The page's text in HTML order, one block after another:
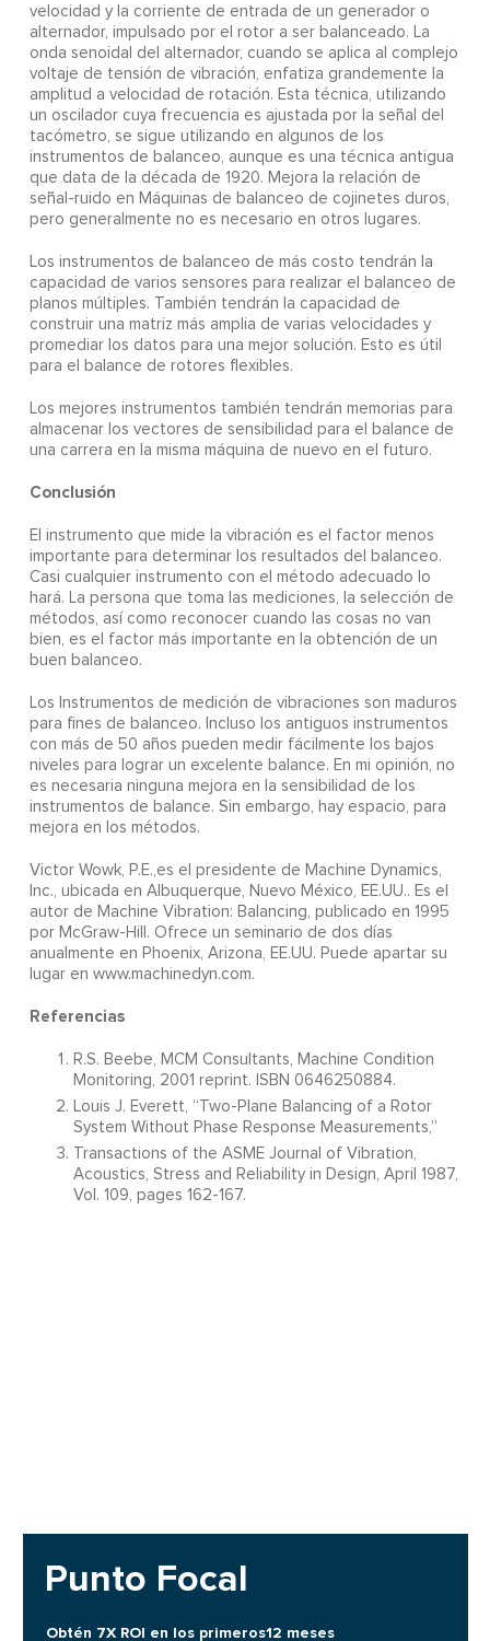
velocidad y la corriente de entrada de un generador o
alternador, impulsado por el rotor a ser balanceado. La
onda senoidal del alternador, cuando se aplica al complejo
voltaje de tensión de vibración, enfatiza grandemente la
amplitud a velocidad de rotación. Esta técnica, utilizando
un oscilador cuya frecuencia es ajustada por la señal del
tacómetro, se sigue utilizando en algunos de los
instrumentos de balanceo, aunque es una técnica antigua
que data de la década de 1920. Mejora la relación de
señal-ruido en Máquinas de balanceo de cojinetes duros,
pero generalmente no es necesario en otros lugares.
Los instrumentos de balanceo de más costo tendrán la
capacidad de varios sensores para realizar el balanceo de
planos múltiples. También tendrán la capacidad de
construir una matriz más amplia de varias velocidades y
promediar los datos para una mejor solución. Esto es útil
para el balance de rotores flexibles.
Los mejores instrumentos también tendrán memorias para
almacenar los vectores de sensibilidad para el balance de
una carrera en la misma máquina de nuevo en el futuro.
Conclusión
El instrumento que mide la vibración es el factor menos
importante para determinar los resultados del balanceo.
Casi cualquier instrumento con el método adecuado lo
hará. La persona que toma las mediciones, la selección de
métodos, así como reconocer cuando las cosas no van
bien, es el factor más importante en la obtención de un
buen balanceo.
Los Instrumentos de medición de vibraciones son maduros
para fines de balanceo. Incluso los antiguos instrumentos
con más de 50 años pueden medir fácilmente los bajos
niveles para lograr un excelente balance. En mi opinión, no
es necesaria ninguna mejora en la sensibilidad de los
instrumentos de balance. Sin embargo, hay espacio, para
mejora en los métodos.
Victor Wowk, P.E.,es el presidente de Machine Dynamics,
Inc., ubicada en Albuquerque, Nuevo México, EE.UU.. Es el
autor de Machine Vibration: Balancing, publicado en 1995
por McGraw-Hill. Ofrece un seminario de dos días
anualmente en Phoenix, Arizona, EE.UU. Puede apartar su
lugar en www.machinedyn.com.
Referencias
R.S. Beebe, MCM Consultants, Machine Condition
Monitoring, 2001 reprint. ISBN 0646250884.
Louis J. Everett, “Two-Plane Balancing of a Rotor
System Without Phase Response Measurements,”
Transactions of the ASME Journal of Vibration,
Acoustics, Stress and Reliability in Design, April 1987,
Vol. 109, pages 162-167.
Punto Focal
Obtén 7X ROI en los primeros12 meses